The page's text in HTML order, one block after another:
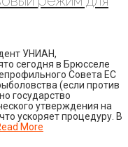
УНИАН,
сегодня в Брюсселе
Совета ЕС
(если против
государство
утверждения на
ускоряет процедуру. В
More